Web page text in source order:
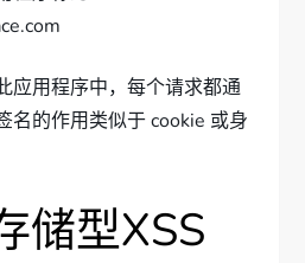
应用程序中，每个请求都通
名的作用类似于 cookie 或身
储型XSS